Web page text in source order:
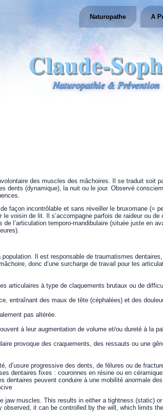
Claude-
Naturopathie & Prévention
Naturopathe A
des muscles des mâchoires. Il se traduit soit
dents (dynamique), la nuit ou le jour. Observé
façon incontrôlable et sans réveiller le bruxomane (=
voisin de lit. Il s’accompagne parfois de raideur ou de
l’articulation temporo-mandibulaire (située juste en
Il est responsable de traumatismes dentaires,
donc d’une surcharge de travail pour les
articulaires à type de claquements brutaux ou de
entraînant des maux de tête (céphalées) et des
pas altérée.
à leur augmentation de volume et/ou dureté à la
provoque des craquements, des ressauts ou une
d’usure progressive des dents, de fêlures ou de
dentaires fixes : couronnes en résine ou en
dentaires peuvent conduire à une mobilité anormale
jaw muscles. This results in either a tightness (static)
it can be controlled by the will, which limits the